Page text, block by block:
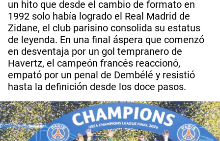
un hito que desde el cambio de formato en
1992 solo había logrado el Real Madrid de
Zidane, el club parisino consolida su estatus
de leyenda. En una final áspera que comenzó
en desventaja por un gol tempranero de
Havertz, el campeón francés reaccionó,
empató por un penal de Dembélé y resistió
hasta la definición desde los doce pasos.